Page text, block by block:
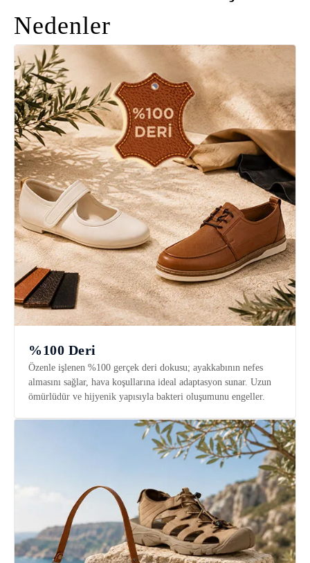
Nedenler
%100 Deri
Özenle işlenen %100 gerçek deri dokusu; ayakkabının nefes
almasını sağlar, hava koşullarına ideal adaptasyon sunar. Uzun
ömürlüdür ve hijyenik yapısıyla bakteri oluşumunu engeller.